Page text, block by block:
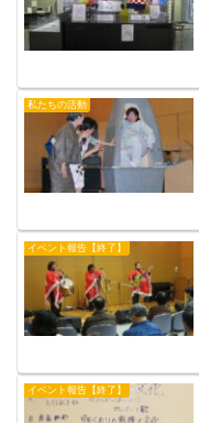
私たちの活動
イベント報告【終了】
イベント報告【終了】